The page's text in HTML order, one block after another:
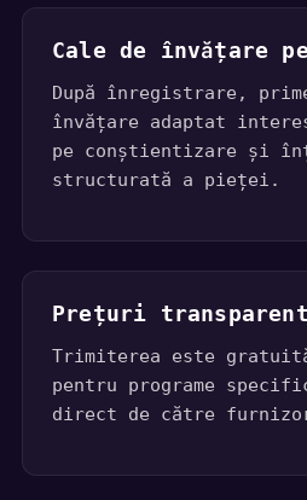
Cale de învățare
După înregistrare,
învățare adaptat
pe conștientizare și
structurată a pieței.
Prețuri
Trimiterea este
pentru programe
direct de către